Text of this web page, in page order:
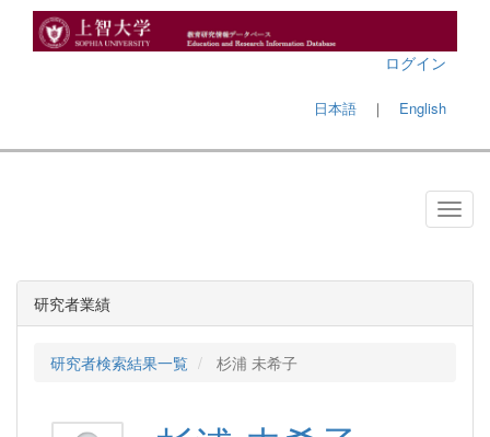
ログイン
日本語 ｜ English
研究者業績
研究者検索結果一覧 杉浦 未希子